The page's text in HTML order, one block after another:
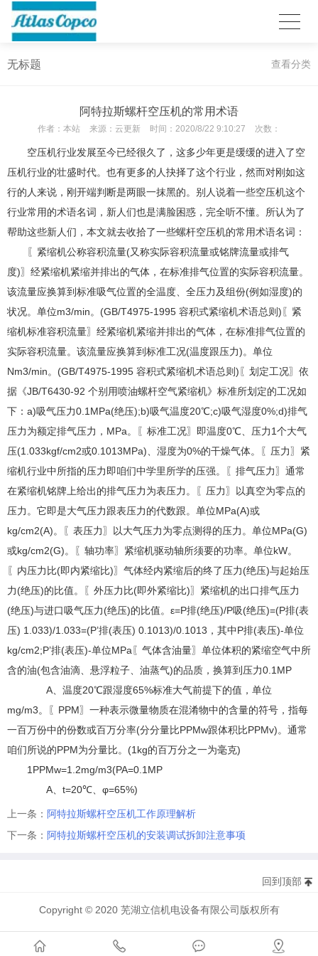
无标题 查看分类
阿特拉斯螺杆空压机的常用术语
作者： 本站 来源： 云更新 时间： 2020/8/22 9:10:27 次数：
空压机行业发展至今已经很久了，这多少年更是缓缓的进入了空
压机行业的壮盛时代。也有更多的人抉择了这个行业，然而对刚如这
行的人来说，刚开端判断是两眼一抹黑的。别人说着一些空压机这个
行业常用的术语名词，新人们也是满脸困惑，完全听不懂。所认为了
帮助这些新人们，本文就去收拾了一些螺杆空压机的常用术语名词：
〖紧缩机公称容积流量(又称实际容积流量或铭牌流量或排气
度)〗经紧缩机紧缩并排出的气体，在标准排气位置的实际容积流量。
该流量应换算到标准吸气位置的全温度、全压力及组份(例如湿度)的
状况。单位m3/min。(GB/T4975-1995 容积式紧缩机术语总则)〖紧
缩机标准容积流量〗经紧缩机紧缩并排出的气体，在标准排气位置的
实际容积流量。该流量应换算到标准工况(温度跟压力)。单位
Nm3/min。(GB/T4975-1995 容积式紧缩机术语总则)〖划定工况〗依
据《JB/T6430-92 个别用喷油螺杆空气紧缩机》标准所划定的工况如
下：a)吸气压力0.1MPa(绝压);b)吸气温度20℃;c)吸气湿度0%;d)排气
压力为额定排气压力，MPa。〖标准工况〗即温度0℃、压力1个大气
压(1.033kgf/cm2或0.1013MPa)、湿度为0%的干燥气体。〖压力〗紧
缩机行业中所指的压力即咱们中学里所学的压强。〖排气压力〗通常
在紧缩机铭牌上给出的排气压力为表压力。〖压力〗以真空为零点的
压力。它即是大气压力跟表压力的代数跟。单位MPa(A)或
kg/cm2(A)。〖表压力〗以大气压力为零点测得的压力。单位MPa(G)
或kg/cm2(G)。〖轴功率〗紧缩机驱动轴所须要的功率。单位kW。
〖内压力比(即内紧缩比)〗气体经内紧缩后的终了压力(绝压)与起始压
力(绝压)的比值。〖外压力比(即外紧缩比)〗紧缩机的出口排气压力
(绝压)与进口吸气压力(绝压)的比值。ε=P排(绝压)/P吸(绝压)=(P排(表
压) 1.033)/1.033=(P’排(表压) 0.1013)/0.1013，其中P排(表压)-单位
kg/cm2;P’排(表压)-单位MPa〖气体含油量〗单位体积的紧缩空气中所
含的油(包含油滴、悬浮粒子、油蒸气)的品质，换算到压力0.1MP
A、温度20℃跟湿度65%标准大气前提下的值，单位
mg/m3。〖PPM〗一种表示微量物质在混淆物中的含量的符号，指每
一百万份中的份数或百万分率(分分量比PPMw跟体积比PPMv)。通常
咱们所说的PPM为分量比。(1kg的百万分之一为毫克)
1PPMw=1.2mg/m3(PA=0.1MP
A、t=20℃、φ=65%)
上一条： 阿特拉斯螺杆空压机工作原理解析
下一条： 阿特拉斯螺杆空压机的安装调试拆卸注意事项
回到顶部
Copyright © 2020 芜湖立信机电设备有限公司版权所有